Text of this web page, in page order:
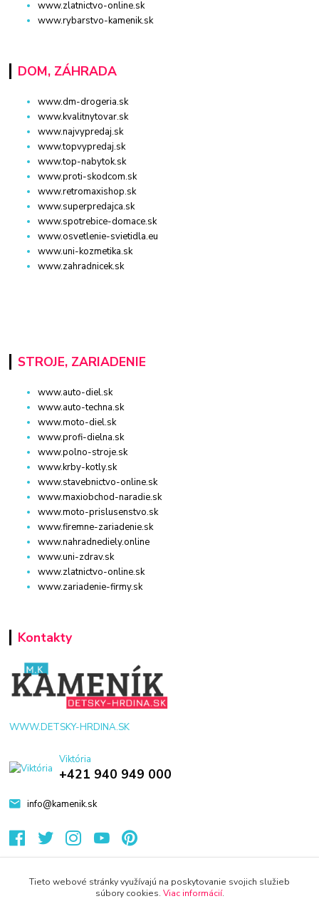
www.zlatnictvo-online.sk
www.rybarstvo-kamenik.sk
DOM, ZÁHRADA
www.dm-drogeria.sk
www.kvalitnytovar.sk
www.najvypredaj.sk
www.topvypredaj.sk
www.top-nabytok.sk
www.proti-skodcom.sk
www.retromaxishop.sk
www.superpredajca.sk
www.spotrebice-domace.sk
www.osvetlenie-svietidla.eu
www.uni-kozmetika.sk
www.zahradnicek.sk
STROJE, ZARIADENIE
www.auto-diel.sk
www.auto-techna.sk
www.moto-diel.sk
www.profi-dielna.sk
www.polno-stroje.sk
www.krby-kotly.sk
www.stavebnictvo-online.sk
www.maxiobchod-naradie.sk
www.moto-prislusenstvo.sk
www.firemne-zariadenie.sk
www.nahradnediely.online
www.uni-zdrav.sk
www.zlatnictvo-online.sk
www.zariadenie-firmy.sk
Kontakty
WWW.DETSKY-HRDINA.SK
Viktória
+421 940 949 000
info@kamenik.sk
Tieto webové stránky využívajú na poskytovanie svojich služieb
súbory cookies. Viac informácií.